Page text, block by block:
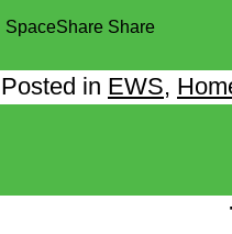
SpaceShare Share
Posted in EWS,